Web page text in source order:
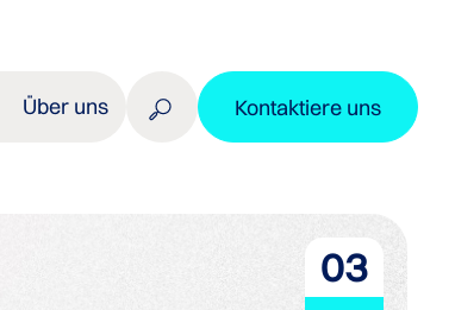
Über uns Kontaktiere uns
03